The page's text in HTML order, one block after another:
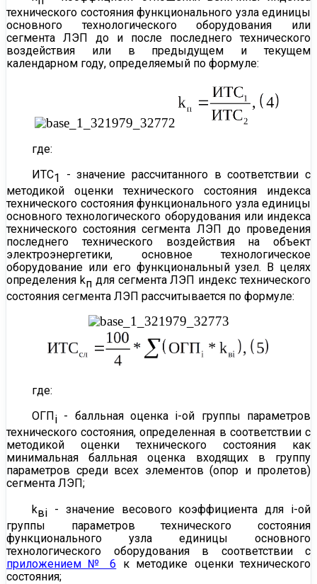
технического состояния функционального узла единицы
основного технологического оборудования или
сегмента ЛЭП до и после последнего технического
воздействия или в предыдущем и текущем
календарном году, определяемый по формуле:
где:
ИТС1
- значение рассчитанного в соответствии с
методикой оценки технического состояния индекса
технического состояния функционального узла единицы
основного технологического оборудования или индекса
технического состояния сегмента ЛЭП до проведения
последнего технического воздействия на объект
электроэнергетики, основное технологическое
оборудование или его функциональный узел. В целях
определения kпдля сегмента ЛЭП индекс технического
состояния сегмента ЛЭП рассчитывается по формуле:
где:
ОГП i - балльная оценка i-ой группы параметров
технического состояния, определенная в соответствии с
методикой оценки технического состояния как
минимальная балльная оценка входящих в группу
параметров среди всех элементов (опор и пролетов)
сегмента ЛЭП;
kвi - значение весового коэффициента для i-ой
группы параметров технического состояния
функционального узла единицы основного
технологического оборудования в соответствии с
приложением № 6 к методике оценки технического
состояния;